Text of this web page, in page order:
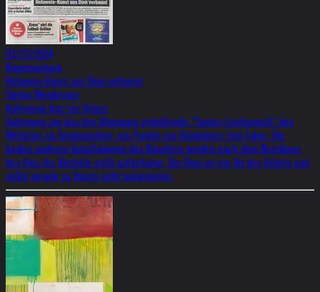
03/23/2024
Kronenzeitung
Helnwein-Kunst aus Dom verbannt
Stefan Weinberger
Aufregung kurz vor Ostern
Aufregung um das den Altarraum verhüllende "Turiner Leichentuch" des
Weltstars im Stephansdom, ein Projekt von Dompfarrer Toni Faber. Die
beiden anderen Installationen des Künstlers werden nach dem Beschluss
des Rats der Bischöfe nicht aufgehängt. Der Dom sei ein Ort des Gebets und
sollte gerade zu Ostern nicht polarisieren.